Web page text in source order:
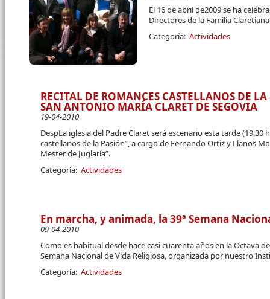
El 16 de abril de2009 se ha
Directores de la Familia
Categoría: Actividades
RECITAL DE ROMANCES CASTELLANOS DE
SAN ANTONIO MARÍA CLARET DE SEGOVIA
19-04-2010
DespLa iglesia del Padre Claret será escenario esta tarde (19,30
castellanos de la Pasión”, a cargo de Fernando Ortiz y Llanos
Mester de Juglaría”.
Categoría: Actividades
En marcha, y animada, la 39ª Semana
09-04-2010
Como es habitual desde hace casi cuarenta años en la Octava
Semana Nacional de Vida Religiosa, organizada por nuestro
Categoría: Actividades